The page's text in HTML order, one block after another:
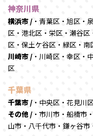
神奈川県
横浜市 / ・青葉区・旭区・
区・港北区・栄区・瀬谷
区・保土ケ谷区・緑区・南
川崎市 / ・川崎区・幸区・
区
千葉県
千葉市 / ・中央区・花見川
その他 / ・市川市・船橋市
山市・八千代市・鎌ヶ谷